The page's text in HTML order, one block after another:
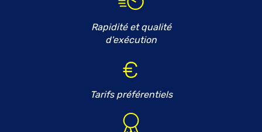
Rapidité et qualité
d'exécution
Tarifs préférentiels